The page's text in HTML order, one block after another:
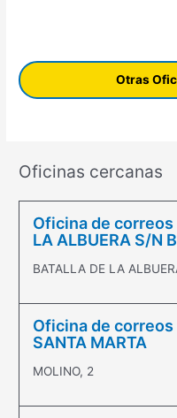
Otras
Oficinas cercanas
Oficina de correos
LA ALBUERA S/N
BATALLA DE LA
Oficina de correos
SANTA MARTA
MOLINO, 2